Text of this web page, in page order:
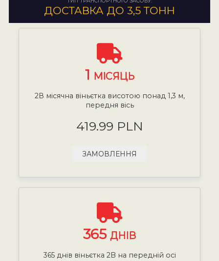
ДОСТАВКА ДО 3,5 ТОНН
1 МІСЯЦЬ
2В місячна віньєтка висотою понад 1,3 м,
передня вісь
419.99 PLN
ЗАМОВЛЕННЯ
365 ДНІВ
365 днів віньєтка 2B на передній осі